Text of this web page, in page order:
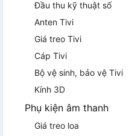
Đầu thu kỹ thuật số
Anten Tivi
Giá treo Tivi
Cáp Tivi
Bộ vệ sinh, bảo vệ Tivi
Kính 3D
Phụ kiện âm thanh
Giá treo loa